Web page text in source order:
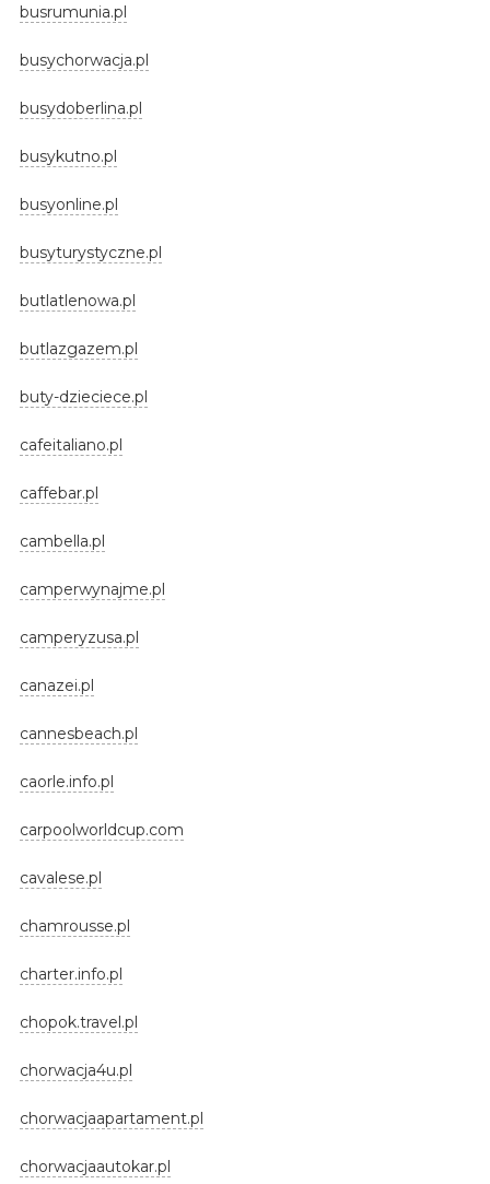
busrumunia.pl
busychorwacja.pl
busydoberlina.pl
busykutno.pl
busyonline.pl
busyturystyczne.pl
butlatlenowa.pl
butlazgazem.pl
buty-dzieciece.pl
cafeitaliano.pl
caffebar.pl
cambella.pl
camperwynajme.pl
camperyzusa.pl
canazei.pl
cannesbeach.pl
caorle.info.pl
carpoolworldcup.com
cavalese.pl
chamrousse.pl
charter.info.pl
chopok.travel.pl
chorwacja4u.pl
chorwacjaapartament.pl
chorwacjaautokar.pl